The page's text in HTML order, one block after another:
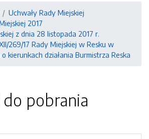
Uchwały Rady Miejskiej
2017
z dnia 28 listopada 2017 r.
269/17 Rady Miejskiej w Resku w
kierunkach działania Burmistrza Reska
do pobrania